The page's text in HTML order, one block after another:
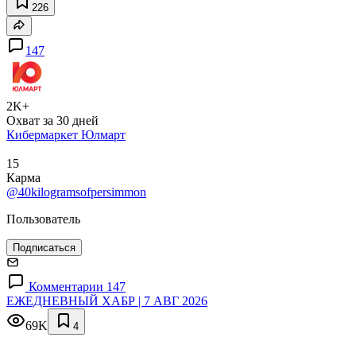
226
147
2K+
Охват за 30 дней
Кибермаркет Юлмарт
15
Карма
@40kilogramsofpersimmon
Пользователь
Подписаться
Комментарии 147
ЕЖЕДНЕВНЫЙ ХАБР | 7 АВГ 2026
69K
4